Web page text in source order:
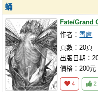
蛹
Fate/Grand
作者： 雪鷹
頁數：20頁
出版日期：
價格：200元
4 2